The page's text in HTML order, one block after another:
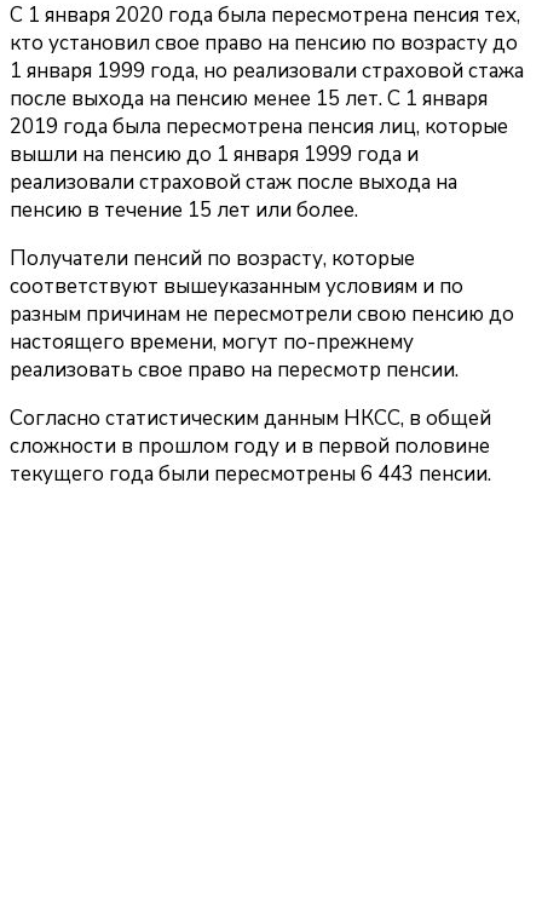
С 1 января 2020 года была пересмотрена пенсия тех,
кто установил свое право на пенсию по возрасту до
1 января 1999 года, но реализовали страховой стажа
после выхода на пенсию менее 15 лет. С 1 января
2019 года была пересмотрена пенсия лиц, которые
вышли на пенсию до 1 января 1999 года и
реализовали страховой стаж после выхода на
пенсию в течение 15 лет или более.
Получатели пенсий по возрасту, которые
соответствуют вышеуказанным условиям и по
разным причинам не пересмотрели свою пенсию до
настоящего времени, могут по-прежнему
реализовать свое право на пересмотр пенсии.
Согласно статистическим данным НКСС, в общей
сложности в прошлом году и в первой половине
текущего года были пересмотрены 6 443 пенсии.